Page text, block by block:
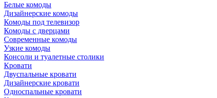
Белые комоды
Дизайнерские комоды
Комоды под телевизор
Комоды с дверцами
Современные комоды
Узкие комоды
Консоли и туалетные столики
Кровати
Двуспальные кровати
Дизайнерские кровати
Односпальные кровати